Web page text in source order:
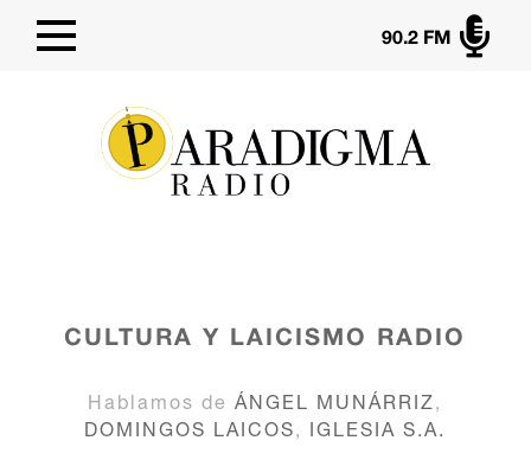

90.2 FM
CULTURA Y LAICISMO RADIO
Hablamos deÁNGEL MUNÁRRIZ,
DOMINGOS LAICOS, IGLESIA S.A.